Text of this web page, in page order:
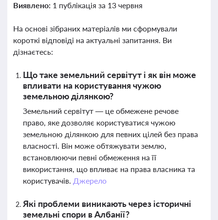
Виявлено: 1 публікація за 13 червня
На основі зібраних матеріалів ми сформували
короткі відповіді на актуальні запитання. Ви
дізнаєтесь:
Що таке земельний сервітут і як він може
впливати на користування чужою
земельною ділянкою?
Земельний сервітут — це обмежене речове
право, яке дозволяє користуватися чужою
земельною ділянкою для певних цілей без права
власності. Він може обтяжувати землю,
встановлюючи певні обмеження на її
використання, що впливає на права власника та
користувачів. Джерело
Які проблеми виникають через історичні
земельні спори в Албанії?